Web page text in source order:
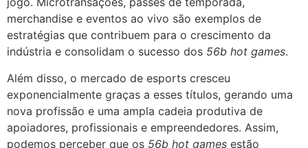
merchandise e eventos ao vivo são exemplos de
estratégias que contribuem para o crescimento da
indústria e consolidam o sucesso dos 56b hot games.
Além disso, o mercado de esports cresceu
exponencialmente graças a esses títulos, gerando uma
nova profissão e uma ampla cadeia produtiva de
apoiadores, profissionais e empreendedores. Assim,
podemos perceber que os 56b hot games estão